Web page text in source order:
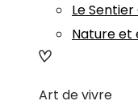
Le
Nature et
Art de vivre